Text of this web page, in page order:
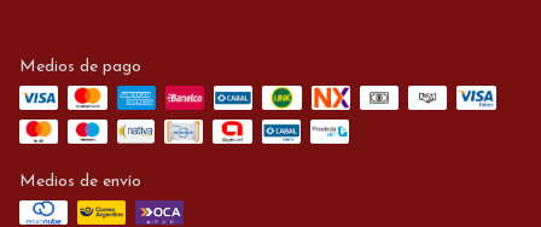
Medios de pago
Medios de envío